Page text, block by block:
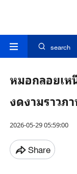
search
หมอกลอยเห
งดงามราวภ
2026-05-29 05:59:00
Share